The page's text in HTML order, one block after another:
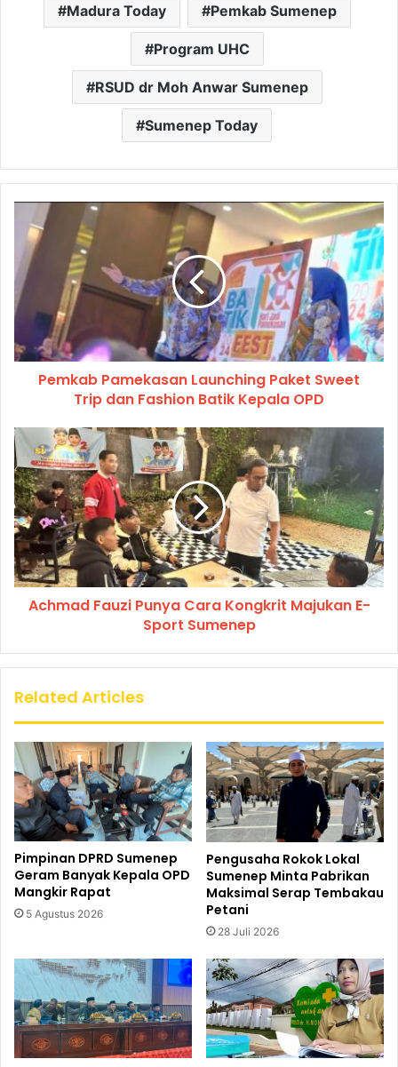
Madura Today Pemkab Sumenep
Program UHC
RSUD dr Moh Anwar Sumenep
Sumenep Today
Pemkab Pamekasan Launching Paket Sweet
Trip dan Fashion Batik Kepala OPD
Achmad Fauzi Punya Cara Kongkrit Majukan E-
Sport Sumenep
Related Articles
Pimpinan DPRD Sumenep
Geram Banyak Kepala OPD
Mangkir Rapat
5 Agustus 2026
Pengusaha Rokok Lokal
Sumenep Minta Pabrikan
Maksimal Serap Tembakau
Petani
28 Juli 2026